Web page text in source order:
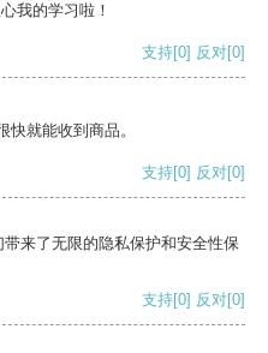
我的学习啦！
支持[0] 反对[0]
就能收到商品。
支持[0] 反对[0]
来了无限的隐私保护和安全性保
支持[0] 反对[0]